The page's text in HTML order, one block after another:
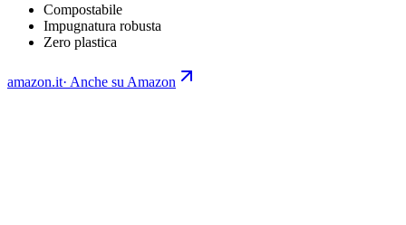
Compostabile
Impugnatura robusta
Zero plastica
amazon.it· Anche su Amazon